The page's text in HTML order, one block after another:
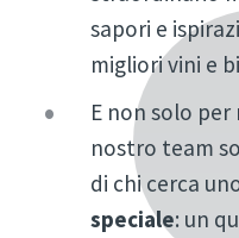
sapori e
migliori vini e
E non solo
nostro team
di chi cerca
speciale: un